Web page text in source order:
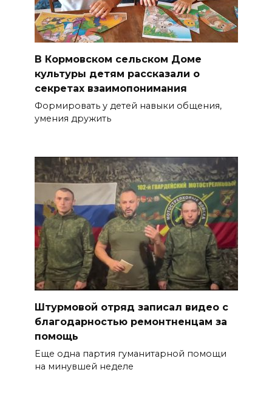
В Кормовском сельском Доме
культуры детям рассказали о
секретах взаимопонимания
Формировать у детей навыки общения,
умения дружить
Штурмовой отряд записал видео с
благодарностью ремонтненцам за
помощь
Еще одна партия гуманитарной помощи
на минувшей неделе